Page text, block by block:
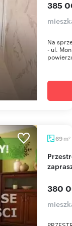
385
Na
- ul.
69 m2
Przestronne 69 m² mieszkanie w centrum Ełku -
380